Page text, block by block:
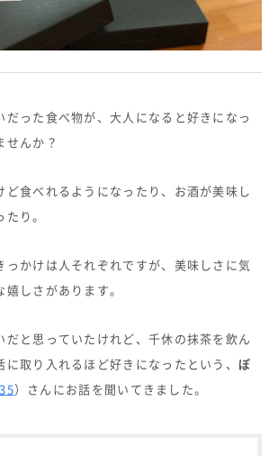
だった食べ物が、大人になると好きになっ
せんか？
ど食べれるようになったり、お酒が美味し
り。
っかけは人それぞれですが、美味しさに気
しさがあります。
だと思っていたけれど、千休の抹茶を飲ん
に取り入れるほど好きになったという、ぽ
）さんにお話を聞いてきました。